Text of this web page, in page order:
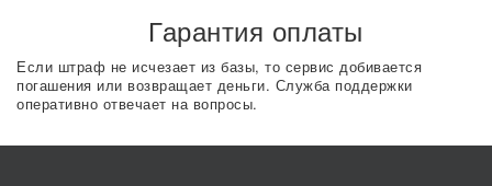
Гарантия оплаты
Если штраф не исчезает из базы, то сервис добивается
погашения или возвращает деньги. Служба поддержки
оперативно отвечает на вопросы.